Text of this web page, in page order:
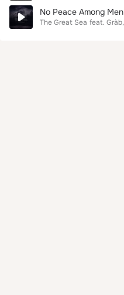
No Peace Among Men
The Great Sea feat. Gràb